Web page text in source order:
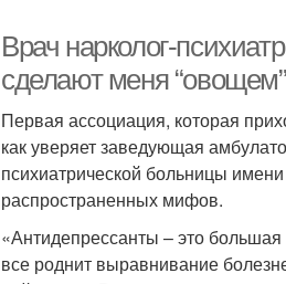
Врач нарколог-
сделают меня
Первая ассоциация, которая
как уверяет заведующая
психиатрической больницы
распространенных мифов.
«Антидепрессанты – это
все роднит выравнивание